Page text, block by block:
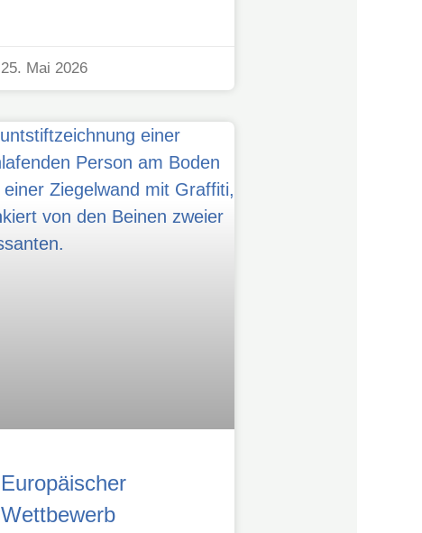
25. Mai 2026
Europäischer
Wettbewerb